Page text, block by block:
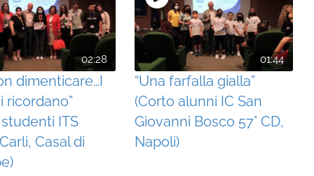
02:28
dimenticare…I
ricordano”
ITS
Casal di
01:44
“Una farfalla gialla”
(Corto alunni IC San
Giovanni Bosco 57° CD,
Napoli)